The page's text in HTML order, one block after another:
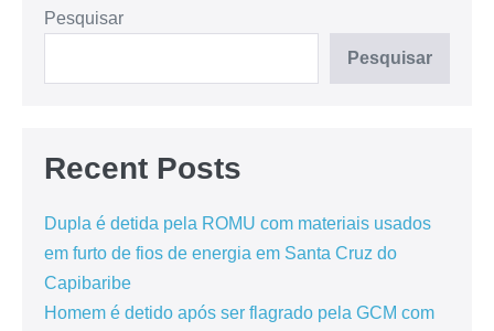
Pesquisar
Pesquisar
Recent Posts
Dupla é detida pela ROMU com materiais usados
em furto de fios de energia em Santa Cruz do
Capibaribe
Homem é detido após ser flagrado pela GCM com